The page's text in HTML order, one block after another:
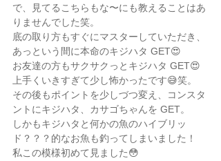
で、見てるこちらもな〜にも教えることはあ
りませんでした笑。
底の取り方もすぐにマスターしていただき、
あっという間に本命のキジハタ GET😍
お友達の方もサクサクっとキジハタ GET😍
上手くいきすぎて少し怖かったです😅笑。
その後もポイントを少しづつ変え、コンスタ
ントにキジハタ、カサゴちゃんを GET。
しかもキジハタと何かの魚のハイブリッ
ド？？？的なお魚も釣ってしまいました！
私この模様初めて見ました😳